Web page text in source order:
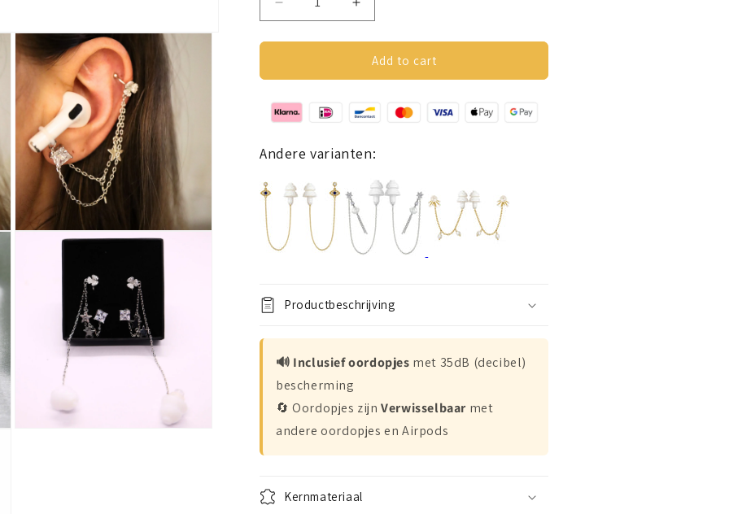
Decrease
quantity
for
Oorbellen
Oordopjes
Zilverkleurig
Increase
quantity
for
Earcuffs
Oorbellen
Oordopjes
Add to cart
Andere varianten:
Productbeschrijving
🔊 Inclusief oordopjes met 35dB (decibel)
bescherming
🔄 Oordopjes zijnVerwisselbaar met
andere oordopjes en Airpods
Kernmateriaal